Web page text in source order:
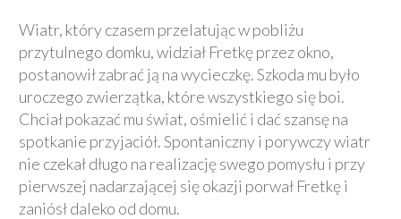
Wiatr, który czasem przelatując w pobliżu
przytulnego domku, widział Fretkę przez okno,
postanowił zabrać ją na wycieczkę. Szkoda mu było
uroczego zwierzątka, które wszystkiego się boi.
Chciał pokazać mu świat, ośmielić i dać szansę na
spotkanie przyjaciół. Spontaniczny i porywczy wiatr
nie czekał długo na realizację swego pomysłu i przy
pierwszej nadarzającej się okazji porwał Fretkę i
zaniósł daleko od domu.